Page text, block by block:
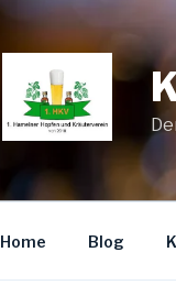
Home Blog